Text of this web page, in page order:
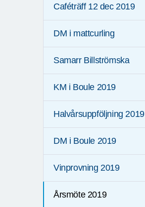
Caféträff 12 dec 2019
DM i mattcurling
Samarr Billströmska
KM i Boule 2019
Halvårsuppföljning 2019
DM i Boule 2019
Vinprovning 2019
Årsmöte 2019